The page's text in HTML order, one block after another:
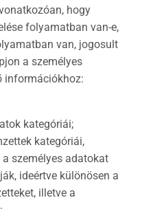
hogy
folyamatban van-e,
van, jogosult
a személyes
információkhoz:
kategóriái;
kategóriái,
személyes adatokat
ideértve különösen a
illetve a